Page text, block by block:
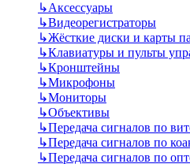
↳Аксессуары
↳Видеорегистраторы
↳Жёсткие диски и карты
↳Клавиатуры и пульты
↳Кронштейны
↳Микрофоны
↳Мониторы
↳Объективы
↳Передача сигналов по
↳Передача сигналов по
↳Передача сигналов по